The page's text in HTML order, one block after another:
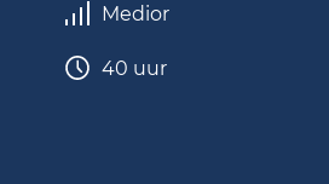
Medior
40 uur